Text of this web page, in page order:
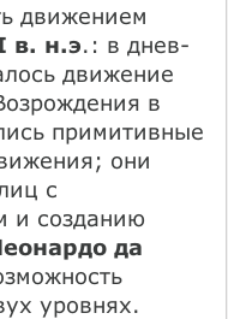
движением
в. н.э.: в днев­
движе­ние
в
примитивные
они
с
и со­зданию
да
уров­нях.